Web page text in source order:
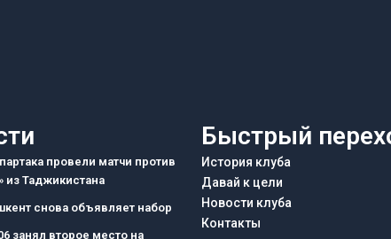
провели матчи против
из Таджикистана
снова объявляет набор
занял второе место на
Быстрый
История клуба
Давай к цели
Новости клуба
Контакты